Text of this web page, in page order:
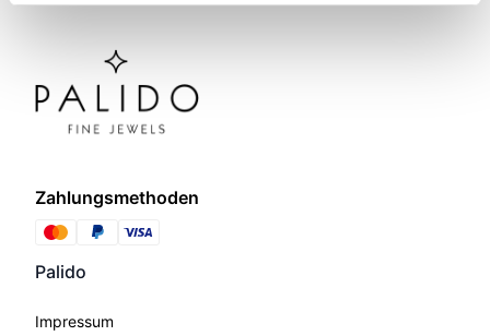
Zahlungsmethoden
Palido
Impressum